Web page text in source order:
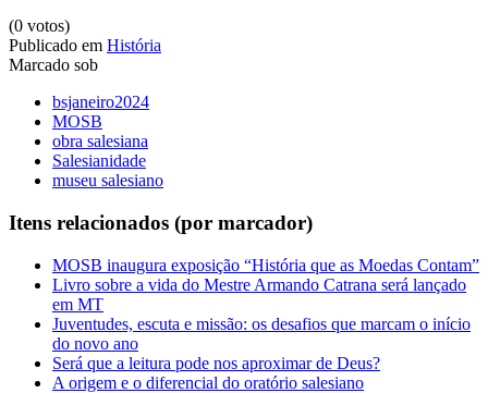
(0 votos)
Publicado em História
Marcado sob
bsjaneiro2024
MOSB
obra salesiana
Salesianidade
museu salesiano
Itens relacionados (por marcador)
MOSB inaugura exposição “História que as Moedas Contam”
Livro sobre a vida do Mestre Armando Catrana será lançado
em MT
Juventudes, escuta e missão: os desafios que marcam o início
do novo ano
Será que a leitura pode nos aproximar de Deus?
A origem e o diferencial do oratório salesiano